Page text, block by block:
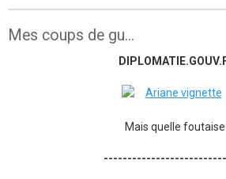
Mes coups de gu...
Mais quelle foutaise